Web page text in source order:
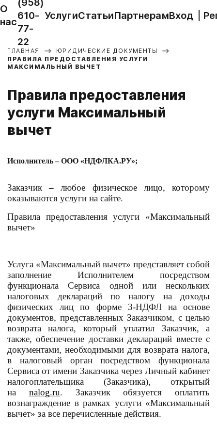
О
нас
610-
77-
22
УслугиСтатьиПартнерамВход
ГЛАВНАЯ
ЮРИДИЧЕСКИЕ ДОКУМЕНТЫ
ПРАВИЛА ПРЕДОСТАВЛЕНИЯ УСЛУГИ
МАКСИМАЛЬНЫЙ ВЫЧЕТ
Правила предоставления
услуги Максимальный
вычет
Исполнитель – ООО «НДФЛКА.РУ»;
Заказчик – любое физическое лицо, которому
оказываются услуги на сайте.
Правила предоставления услуги «Максимальный
вычет»
Услуга «Максимальный вычет» представляет собой
заполнение Исполнителем посредством
функционала Сервиса одной или нескольких
налоговых деклараций по налогу на доходы
физических лиц по форме 3-НДФЛ на основе
документов, представленных Заказчиком, с целью
возврата налога, который уплатил Заказчик, а
также, обеспечение доставки деклараций вместе с
документами, необходимыми для возврата налога,
в налоговый орган посредством функционала
Сервиса от имени Заказчика через Личный кабинет
налогоплательщика (Заказчика), открытый
на nalog.ru. Заказчик обязуется оплатить
вознаграждение в рамках услуги «Максимальный
вычет» за все перечисленные действия.